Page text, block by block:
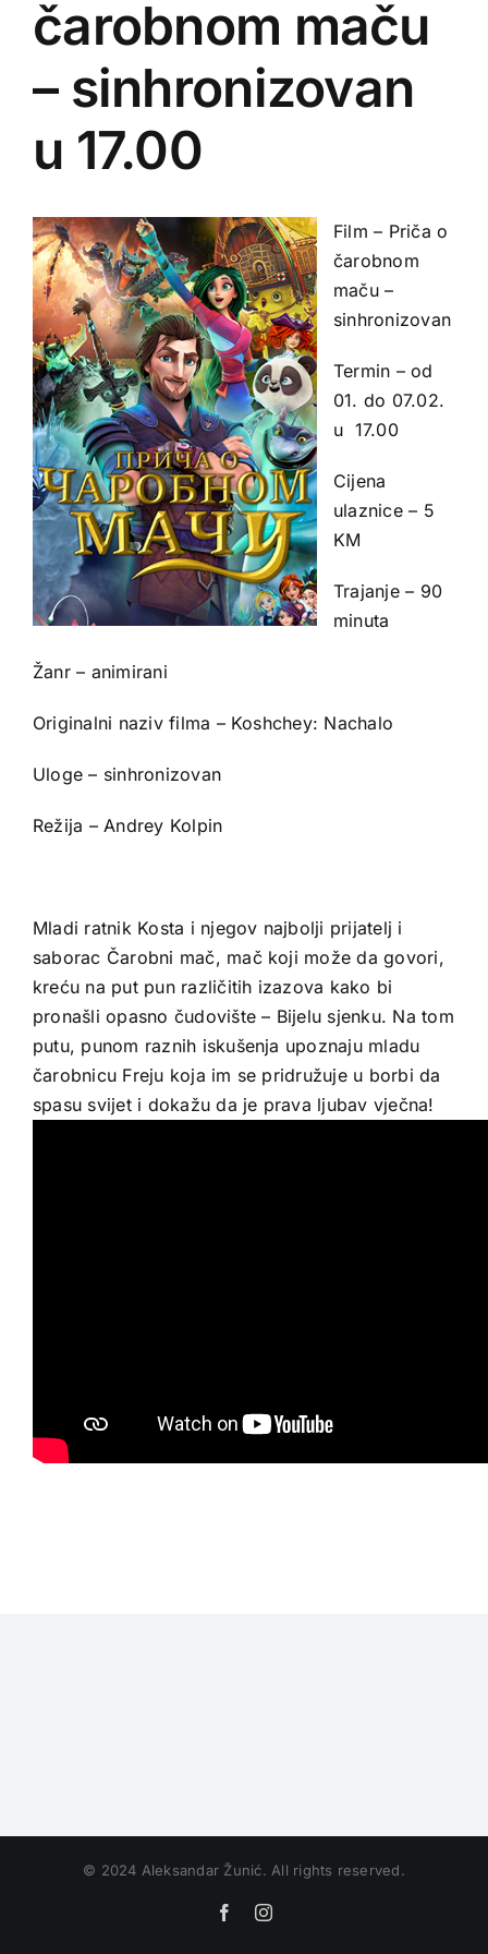
čarobnom maču
– sinhronizovan
u 17.00
Film – Priča o
čarobnom
maču –
sinhronizovan
Termin – od
01. do 07.02.
u 17.00
Cijena
ulaznice – 5
KM
Trajanje – 90
minuta
Žanr – animirani
Originalni naziv filma – Koshchey: Nachalo
Uloge – sinhronizovan
Režija – Andrey Kolpin
Mladi ratnik Kosta i njegov najbolji prijatelj i
saborac Čarobni mač, mač koji može da govori,
kreću na put pun različitih izazova kako bi
pronašli opasno čudovište – Bijelu sjenku. Na tom
putu, punom raznih iskušenja upoznaju mladu
čarobnicu Freju koja im se pridružuje u borbi da
spasu svijet i dokažu da je prava ljubav vječna!
© 2024 Aleksandar Žunić. All rights reserved.
FacebookInstagram